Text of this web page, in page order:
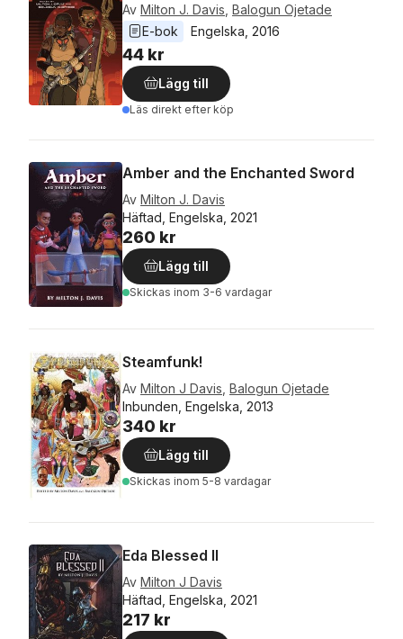
Av Milton J. Davis Balogun Ojetade
E-bok
Engelska 2016
44 kr
Lägg till
Läs direkt efter köp
Amber and the Enchanted Sword
Av Milton J. Davis
Häftad, Engelska, 2021
260 kr
Lägg till
Skickas inom 3-6 vardagar
Steamfunk!
Av Milton J Davis Balogun Ojetade
Inbunden, Engelska, 2013
340 kr
Lägg till
Skickas inom 5-8 vardagar
Eda Blessed II
Av Milton J Davis
Häftad, Engelska, 2021
217 kr